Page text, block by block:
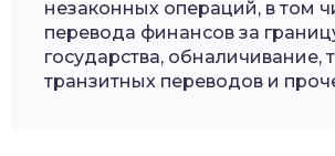
незаконных операций, в том
перевода финансов за
государства, обналичивание,
транзитных переводов и